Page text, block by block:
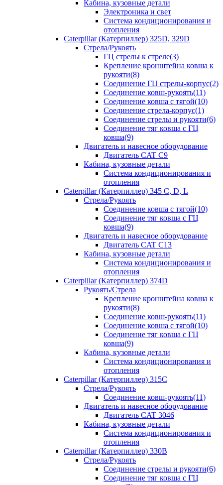
Кабина, кузовные детали
Электроника и свет
Система кондиционирования и
отопления
Caterpillar (Катерпиллер) 325D, 329D
Стрела/Рукоять
ГЦ стрелы к стреле(3)
Крепление кронштейна ковша к
рукояти(8)
Соединение ГЦ стрелы-корпус(2)
Соединение ковш-рукоять(11)
Соединение ковша с тягой(10)
Соединение стрела-корпус(1)
Соединение стрелы и рукояти(6)
Соединение тяг ковша с ГЦ
ковша(9)
Двигатель и навесное оборудование
Двигатель CAT C9
Кабина, кузовные детали
Система кондиционирования и
отопления
Caterpillar (Катерпиллер) 345 C, D, L
Стрела/Рукоять
Соединение ковша с тягой(10)
Соединение тяг ковша с ГЦ
ковша(9)
Двигатель и навесное оборудование
Двигатель CAT C13
Кабина, кузовные детали
Система кондиционирования и
отопления
Caterpillar (Катерпиллер) 374D
Рукоять/Стрела
Крепление кронштейна ковша к
рукояти(8)
Соединение ковш-рукоять(11)
Соединение ковша с тягой(10)
Соединение тяг ковша с ГЦ
ковша(9)
Кабина, кузовные детали
Система кондиционирования и
отопления
Caterpillar (Катерпиллер) 315C
Стрела/Рукоять
Соединение ковш-рукоять(11)
Двигатель и навесное оборудование
Двигатель CAT 3046
Кабина, кузовные детали
Система кондиционирования и
отопления
Caterpillar (Катерпиллер) 330B
Стрела/Рукоять
Соединение стрелы и рукояти(6)
Соединение тяг ковша с ГЦ